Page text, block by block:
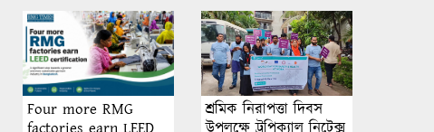
Four more RMG
শ্রমিক নিরাপত্তা দিবস